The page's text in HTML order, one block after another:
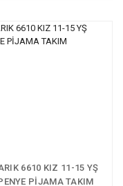
6610 KIZ 11-15 YŞ
PİJAMA TAKIM